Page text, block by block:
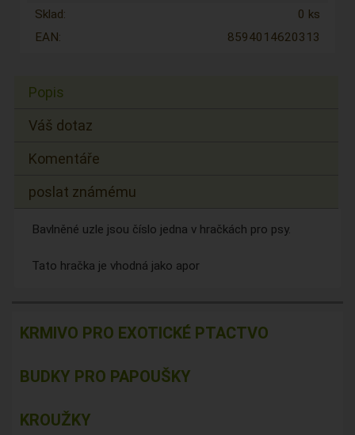
Sklad:
0 ks
EAN:
8594014620313
Popis
Váš dotaz
Komentáře
poslat známému
Bavlněné uzle jsou číslo jedna v hračkách pro psy.
Tato hračka je vhodná jako apor
KRMIVO PRO EXOTICKÉ PTACTVO
BUDKY PRO PAPOUŠKY
KROUŽKY